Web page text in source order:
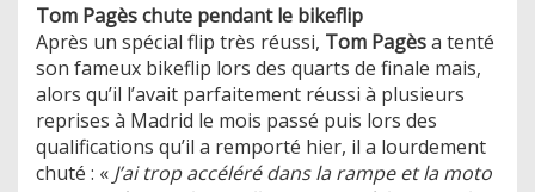
Tom Pagès chute pendant le bikeflip
Après un spécial flip très réussi, Tom Pagèsa tenté
son fameux bikeflip lors des quarts de finale mais,
alors qu’il l’avait parfaitement réussi à plusieurs
reprises à Madrid le mois passé puis lors des
qualifications qu’il a remporté hier, il a lourdement
chuté : « J’ai trop accéléré dans la rampe et la moto